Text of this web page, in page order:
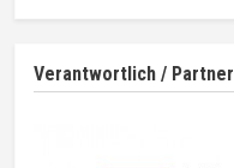
Verantwortlich / Partner